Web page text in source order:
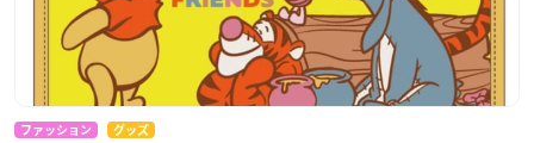
ファッション グッズ